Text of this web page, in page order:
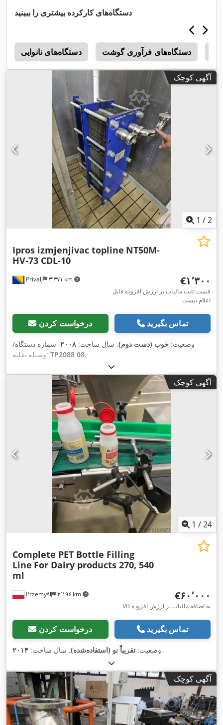
دستگاه‌های کارکرده بیشتری را ببینید
دستگاه‌های نانوایی دستگاه‌های فرآوری گوشت
آگهی کوچک
1 /2
Privalj ۳٬۳۷۱ km
Ipros izmjenjivac topline NT50M-
HV-73 CDL-10
‎€۱٬۳۰۰
قیمت ثابت مالیات بر ارزش افزوده قابل
اعلام نیست
درخواست کردن تماس بگیرید
وضعیت: خوب (دست دوم), سال ساخت: ۲۰۰۸, شماره دستگاه/
وسیله نقلیه: TP2088 08,
آگهی کوچک
1 /24
Przemyśl ۳٬۱۹۶ km
Complete PET Bottle Filling
Line For Dairy products 270, 540
ml
‎€۶۰٬۰۰۰
VB به اضافه مالیات بر ارزش افزوده
درخواست کردن تماس بگیرید
وضعیت: تقریباً نو (استفاده‌شده), سال ساخت: ۲۰۱۴ ,
آگهی کوچک